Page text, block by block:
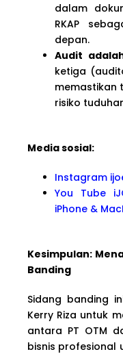
dalam
RKAP
depan.
Audit
ketiga
memastikan
risiko
Media sosial:
Instagram
You Tube
iPhone &
Kesimpulan:
Banding
Sidang banding
Kerry Riza untuk
antara PT OTM
bisnis profesional